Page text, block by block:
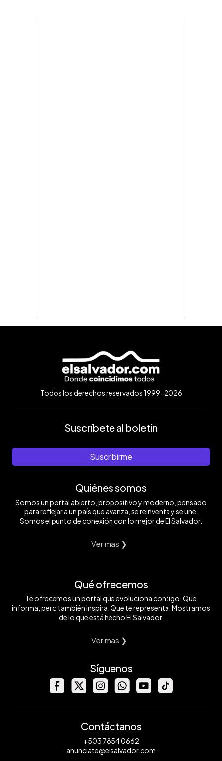
Todos los derechos reservados 1999-2026
Suscríbete al boletín
Suscribirme
Quiénes somos
Somos un portal abierto, propositivo y moderno, pensado
para reflejar a un país que avanza, se reinventa y se une.
Somos el punto de conexión con lo mejor de El Salvador.
Ver mas ❯
Qué ofrecemos
Te ofrecemos un portal que evoluciona contigo. Que
informa, pero también inspira. Que te representa. Mostramos
de lo que está hecho El Salvador.
Ver mas ❯
Síguenos
Contáctanos
+503 7854 0662
anunciate@elsalvador.com